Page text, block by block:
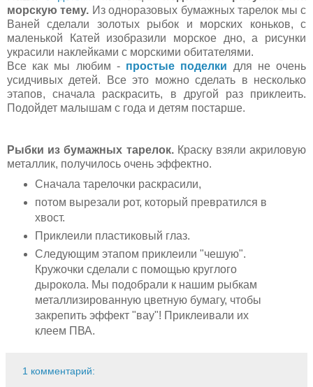
морскую тему. Из одноразовых бумажных тарелок мы с
Ваней сделали золотых рыбок и морских коньков, с
маленькой Катей изобразили морское дно, а рисунки
украсили наклейками с морскими обитателями.
Все как мы любим - простые поделки для не очень
усидчивых детей. Все это можно сделать в несколько
этапов, сначала раскрасить, в другой раз приклеить.
Подойдет малышам с года и детям постарше.
Рыбки из бумажных тарелок. Краску взяли акриловую
металлик, получилось очень эффектно.
Сначала тарелочки раскрасили,
потом вырезали рот, который превратился в
хвост.
Приклеили пластиковый глаз.
Следующим этапом приклеили "чешую".
Кружочки сделали с помощью круглого
дырокола. Мы подобрали к нашим рыбкам
металлизированную цветную бумагу, чтобы
закрепить эффект "вау"! Приклеивали их
клеем ПВА.
1 комментарий: